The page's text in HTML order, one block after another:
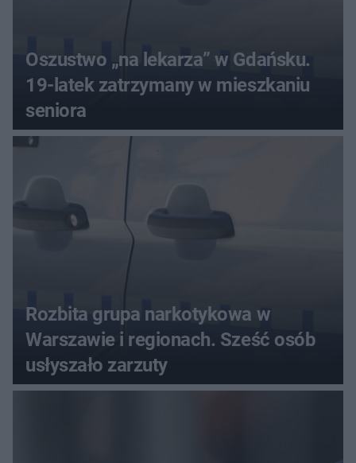
Oszustwo „na lekarza” w Gdańsku.
19-latek zatrzymany w mieszkaniu
seniora
Rozbita grupa narkotykowa w
Warszawie i regionach. Sześć osób
usłyszało zarzuty